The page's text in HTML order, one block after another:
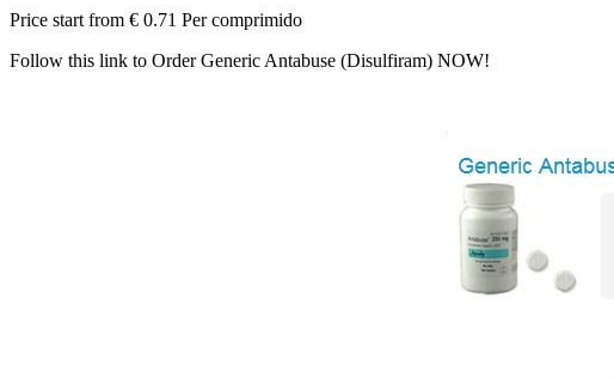
Price start from € 0.71 Per comprimido
Follow this link to Order Generic Antabuse (Disulfiram) NOW!